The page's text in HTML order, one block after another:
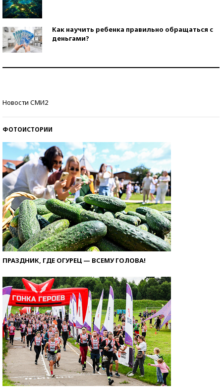
Как научить ребенка правильно обращаться с
деньгами?
Новости СМИ2
ФОТОИСТОРИИ
ПРАЗДНИК, ГДЕ ОГУРЕЦ — ВСЕМУ ГОЛОВА!